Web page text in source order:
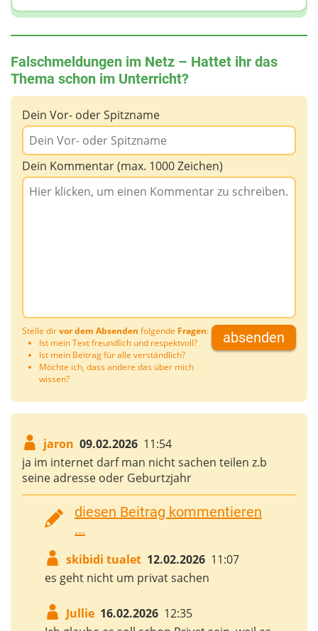
Falschmeldungen im Netz – Hattet ihr das
Thema schon im Unterricht?
Dein Vor- oder Spitzname
Dein Kommentar (max. 1000 Zeichen)
Stelle dirvor dem Absenden folgende Fragen:
Ist mein Text freundlich und respektvoll?
Ist mein Beitrag für alle verständlich?
Möchte ich, dass andere das über mich
wissen?
absenden
jaron 09.02.2026 11:54
ja im internet darf man nicht sachen teilen z.b
seine adresse oder Geburtzjahr
diesen Beitrag kommentieren
...
skibidi tualet 12.02.2026 11:07
es geht nicht um privat sachen
Jullie 16.02.2026 12:35